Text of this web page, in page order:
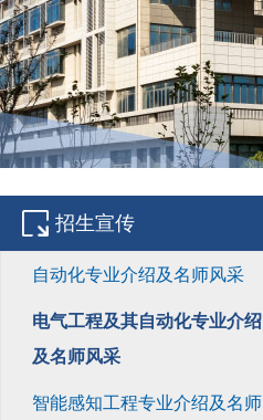
招生宣传
自动化专业介绍及名师风采
电气工程及其自动化专业介绍
及名师风采
智能感知工程专业介绍及名师